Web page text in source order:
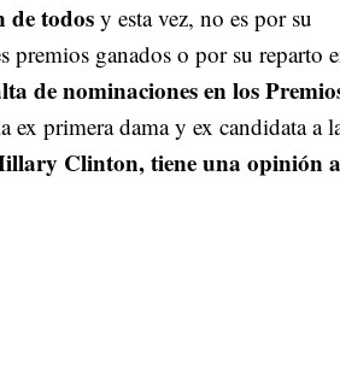
de todos y esta vez, no es por su
ganados o por su reparto
de nominaciones en los
ex primera dama y ex candidata a
Clinton, tiene una opinión